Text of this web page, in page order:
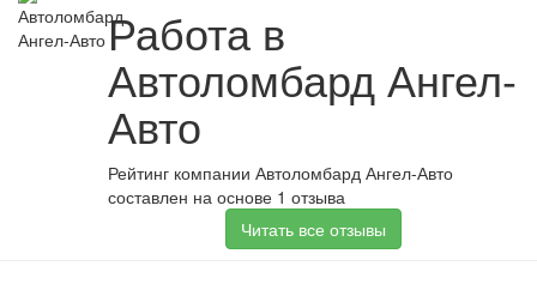
Работа в
Автоломбард Ангел-
Авто
Рейтинг компании Автоломбард Ангел-Авто
составлен на основе 1 отзыва
Читать все отзывы